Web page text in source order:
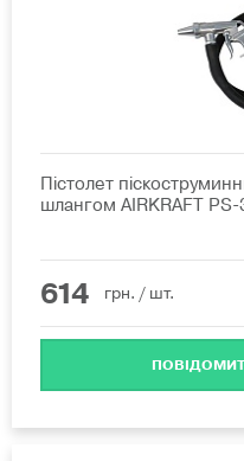
Пістолет
шлангом AIRKRAFT PS-
614 грн. / шт.